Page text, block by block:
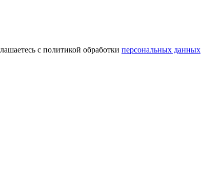
с политикой обработки персональных данных